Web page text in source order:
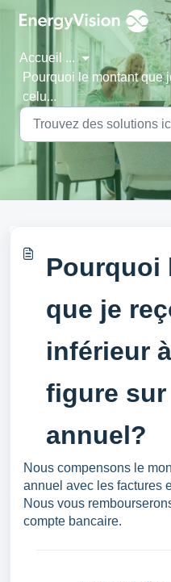
Passer au contenu
Accueil ...
Pourquoi le montant que
celu...
Pourquoi
que je
inférieur
figure sur
annuel?
Nous compensons le
annuel avec les factures
Nous vous
compte bancaire.